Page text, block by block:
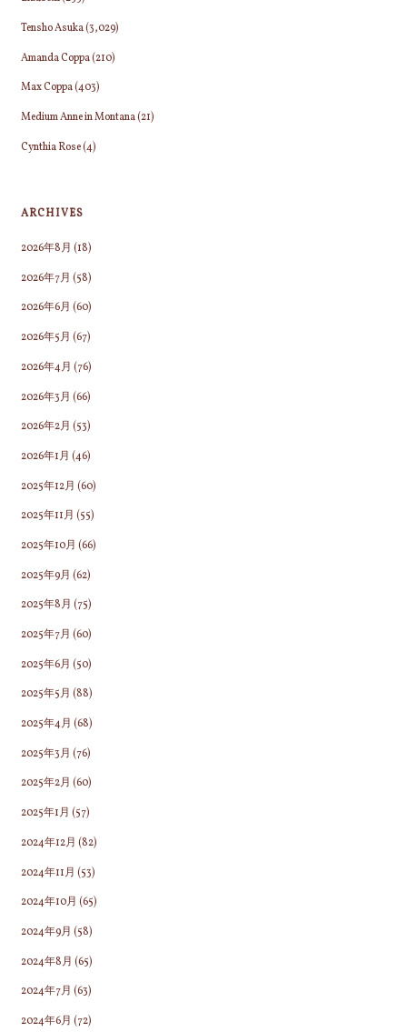
Tensho Asuka(3,029)
Amanda Coppa(210)
Max Coppa(403)
Medium Anne in Montana(21)
Cynthia Rose(4)
ARCHIVES
2026年8月 (18)
2026年7月 (58)
2026年6月 (60)
2026年5月 (67)
2026年4月 (76)
2026年3月 (66)
2026年2月 (53)
2026年1月 (46)
2025年12月 (60)
2025年11月 (55)
2025年10月 (66)
2025年9月 (62)
2025年8月 (75)
2025年7月 (60)
2025年6月 (50)
2025年5月 (88)
2025年4月 (68)
2025年3月 (76)
2025年2月 (60)
2025年1月 (57)
2024年12月 (82)
2024年11月 (53)
2024年10月 (65)
2024年9月 (58)
2024年8月 (65)
2024年7月 (63)
2024年6月 (72)